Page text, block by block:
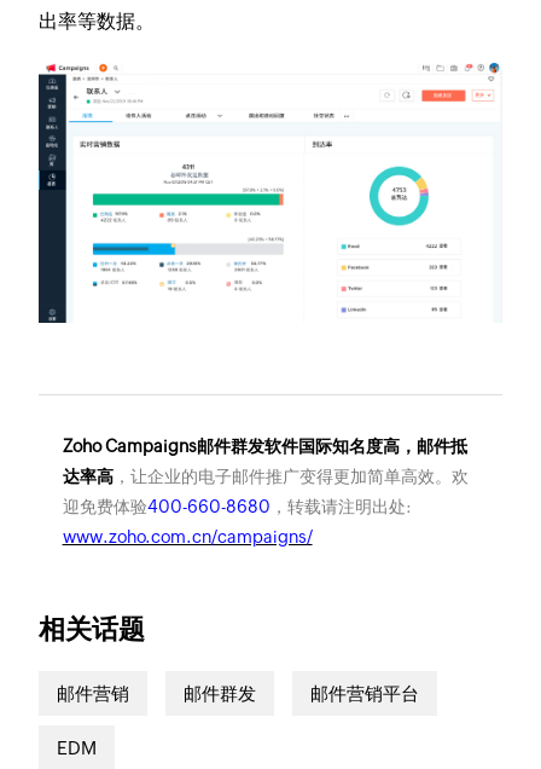
出率等数据。
Zoho Campaigns邮件群发软件国际知名度高，邮件抵
达率高，让企业的电子邮件推广变得更加简单高效。欢
迎免费体验400-660-8680 ，转载请注明出处:
www.zoho.com.cn/campaigns/
相关话题
邮件营销 邮件群发 邮件营销平台
EDM